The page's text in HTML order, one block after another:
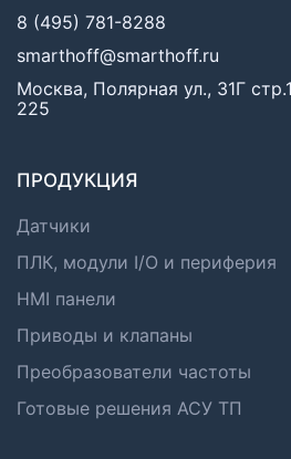
8 (495) 781-8288
smarthoff@smarthoff.ru
Москва, Полярная ул., 31Г
225
ПРОДУКЦИЯ
Датчики
ПЛК, модули I/O и периферия
HMI панели
Приводы и клапаны
Преобразователи частоты
Готовые решения АСУ ТП